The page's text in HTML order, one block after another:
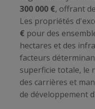
300 000 €, offrant
Les propriétés
€ pour des
hectares et des
facteurs
superficie totale, le
des carrières et
de développement